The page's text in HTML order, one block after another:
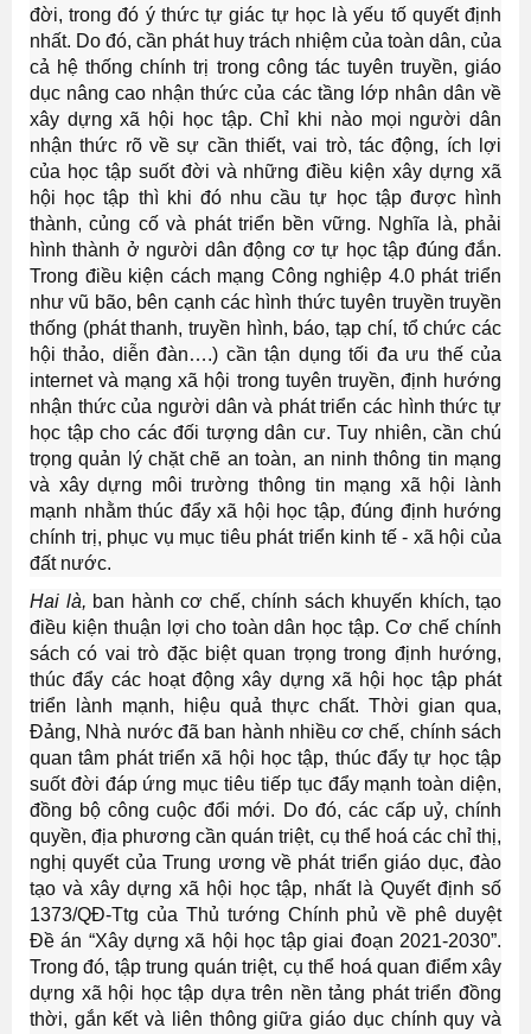
đời, trong đó ý thức tự giác tự học là yếu tố quyết định
nhất. Do đó, cần phát huy trách nhiệm của toàn dân, của
cả hệ thống chính trị trong công tác tuyên truyền, giáo
dục nâng cao nhận thức của các tầng lớp nhân dân về
xây dựng xã hội học tập. Chỉ khi nào mọi người dân
nhận thức rõ về sự cần thiết, vai trò, tác động, ích lợi
của học tập suốt đời và những điều kiện xây dựng xã
hội học tập thì khi đó nhu cầu tự học tập được hình
thành, củng cố và phát triển bền vững. Nghĩa là, phải
hình thành ở người dân động cơ tự học tập đúng đắn.
Trong điều kiện cách mạng Công nghiệp 4.0 phát triển
như vũ bão, bên cạnh các hình thức tuyên truyền truyền
thống (phát thanh, truyền hình, báo, tạp chí, tổ chức các
hội thảo, diễn đàn….) cần tận dụng tối đa ưu thế của
internet và mạng xã hội trong tuyên truyền, định hướng
nhận thức của người dân và phát triển các hình thức tự
học tập cho các đối tượng dân cư. Tuy nhiên, cần chú
trọng quản lý chặt chẽ an toàn, an ninh thông tin mạng
và xây dựng môi trường thông tin mạng xã hội lành
mạnh nhằm thúc đẩy xã hội học tập, đúng định hướng
chính trị, phục vụ mục tiêu phát triển kinh tế - xã hội của
đất nước.
Hai là, ban hành cơ chế, chính sách khuyến khích, tạo
điều kiện thuận lợi cho toàn dân học tập. Cơ chế chính
sách có vai trò đặc biệt quan trọng trong định hướng,
thúc đẩy các hoạt động xây dựng xã hội học tập phát
triển lành mạnh, hiệu quả thực chất. Thời gian qua,
Đảng, Nhà nước đã ban hành nhiều cơ chế, chính sách
quan tâm phát triển xã hội học tập, thúc đẩy tự học tập
suốt đời đáp ứng mục tiêu tiếp tục đẩy mạnh toàn diện,
đồng bộ công cuộc đổi mới. Do đó, các cấp uỷ, chính
quyền, địa phương cần quán triệt, cụ thể hoá các chỉ thị,
nghị quyết của Trung ương về phát triển giáo dục, đào
tạo và xây dựng xã hội học tập, nhất là Quyết định số
1373/QĐ-Ttg của Thủ tướng Chính phủ về phê duyệt
Đề án “Xây dựng xã hội học tập giai đoạn 2021-2030”.
Trong đó, tập trung quán triệt, cụ thể hoá quan điểm xây
dựng xã hội học tập dựa trên nền tảng phát triển đồng
thời, gắn kết và liên thông giữa giáo dục chính quy và